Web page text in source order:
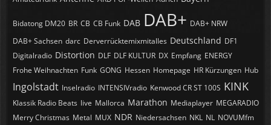
Bidatong DM20 BR CB CB Funk DAB DAB+ DAB+ NRW
DAB+ Sachsen darc Derverrücktemixmitalles Deutschland DF1
Digitalradio Distortion DLF DLF KULTUR DX Empfang ENERGY
Frohe Weihnachten Funk GONG Hessen Homepage HR Kürzungen Hub
Ingolstadt Inselradio INTENSIVradio Kenwood CR ST 100S KINK
Klassik Radio Beats live Mallorca Marathon Mediaplayer MEGARADIO
Merry Christmas Metal MUX NDR Niedersachsen NKL NL NOVUMfm